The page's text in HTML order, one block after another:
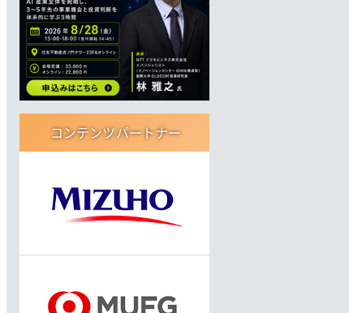
コンテンツパートナー